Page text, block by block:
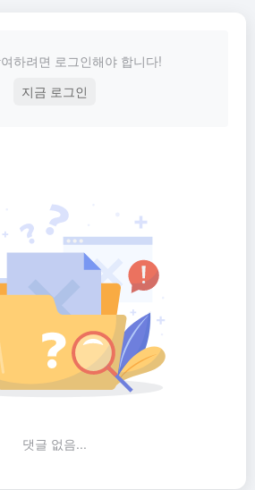
하려면 로그인해야 합니다!
지금 로그인
댓글 없음...